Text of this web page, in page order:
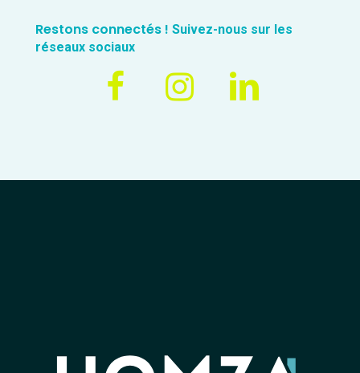
Restons connectés ! Suivez-nous sur les
réseaux sociaux